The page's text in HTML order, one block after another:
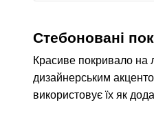
Стебоновані
Красиве покривало на
дизайнерським
використовує їх як